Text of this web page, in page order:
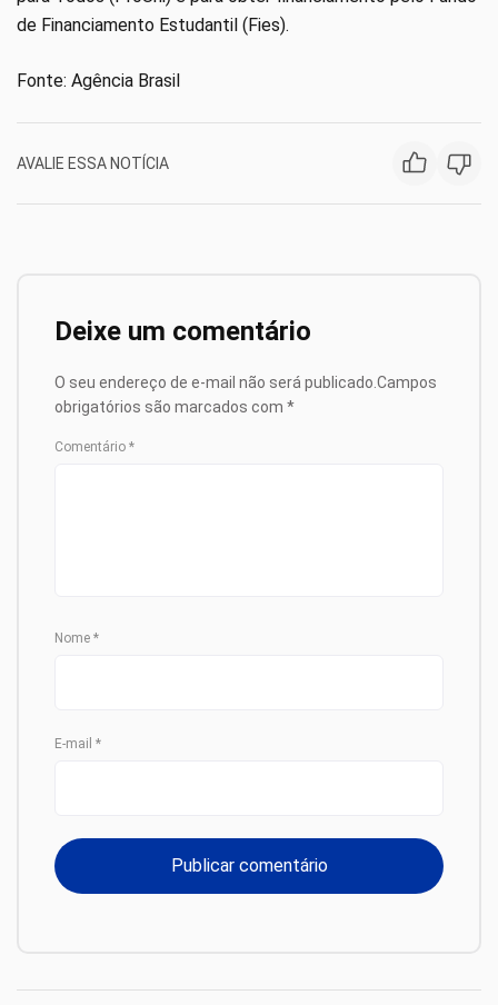
de Financiamento Estudantil (Fies).
Fonte: Agência Brasil
AVALIE ESSA NOTÍCIA
Deixe um comentário
O seu endereço de e-mail não será publicado. Campos
obrigatórios são marcados com *
Comentário *
Nome *
E-mail *